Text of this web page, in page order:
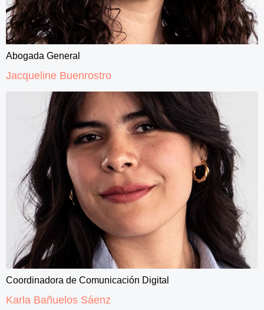
Abogada General
Jacqueline Buenrostro
Coordinadora de Comunicación Digital
Karla Bañuelos Sáenz